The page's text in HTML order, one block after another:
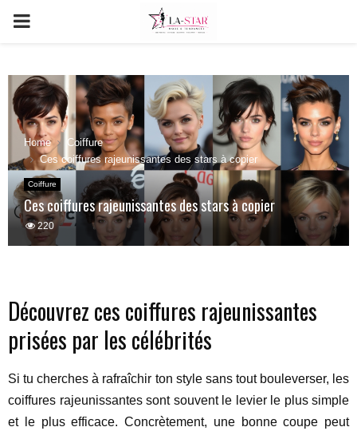
PRIMARY
Home
Coiffure
Ces coiffures rajeunissantes des stars à copier
Coiffure
Ces coiffures rajeunissantes des stars à copier
220
Découvrez ces coiffures rajeunissantes
prisées par les célébrités
Si tu cherches à rafraîchir ton style sans tout bouleverser, les
coiffures rajeunissantes sont souvent le levier le plus simple
et le plus efficace. Concrètement, une bonne coupe peut